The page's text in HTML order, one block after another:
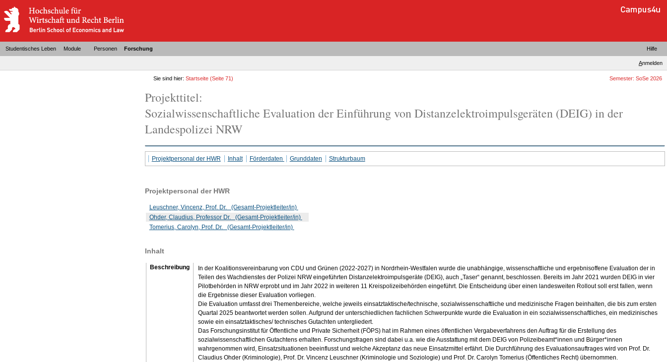
Studentisches Leben Module Personen Forschung Hilfe
Anmelden
Sie sind hier:Startseite (Seite 71) Semester: SoSe 2026
Projekttitel:
Sozialwissenschaftliche Evaluation der Einführung von Distanzelektroimpulsgeräten (DEIG) in der
Landespolizei NRW
Projektpersonal der HWR Inhalt Förderdaten Grunddaten Strukturbaum
Projektpersonal der HWR
Leuschner, Vincenz, Prof. Dr. (Gesamt-Projektleiter/in)
Ohder, Claudius, Professor Dr. (Gesamt-Projektleiter/in)
Tomerius, Carolyn, Prof. Dr. (Gesamt-Projektleiter/in)
Inhalt
Beschreibung
In der Koalitionsvereinbarung von CDU und Grünen (2022-2027) in Nordrhein-Westfalen wurde die unabhängige, wissenschaftliche und ergebnisoffene Evaluation der in
Teilen des Wachdienstes der Polizei NRW eingeführten Distanzelektroimpulsgeräte (DEIG), auch „Taser“ genannt, beschlossen. Bereits im Jahr 2021 wurden DEIG in vier
Pilotbehörden in NRW erprobt und im Jahr 2022 in weiteren 11 Kreispolizeibehörden eingeführt. Die Entscheidung über einen landesweiten Rollout soll erst fallen, wenn
die Ergebnisse dieser Evaluation vorliegen.
Die Evaluation umfasst drei Themenbereiche, welche jeweils einsatztaktische/technische, sozialwissenschaftliche und medizinische Fragen beinhalten, die bis zum ersten
Quartal 2025 beantwortet werden sollen. Aufgrund der unterschiedlichen fachlichen Schwerpunkte wurde die Evaluation in ein sozialwissenschaftliches, ein medizinisches
sowie ein einsatztaktisches/ technisches Gutachten untergliedert.
Das Forschungsinstitut für Öffentliche und Private Sicherheit (FÖPS) hat im Rahmen eines öffentlichen Vergabeverfahrens den Auftrag für die Erstellung des
sozialwissenschaftlichen Gutachtens erhalten. Forschungsfragen sind dabei u.a. wie die Ausstattung mit dem DEIG von Polizeibeamt*innen und Bürger*innen
wahrgenommen wird, Einsatzsituationen beeinflusst und welche Akzeptanz das neue Einsatzmittel erfährt. Die Durchführung des Evaluationsauftrages wird von Prof. Dr.
Claudius Ohder (Kriminologie), Prof. Dr. Vincenz Leuschner (Kriminologie und Soziologie) und Prof. Dr. Carolyn Tomerius (Öffentliches Recht) übernommen.